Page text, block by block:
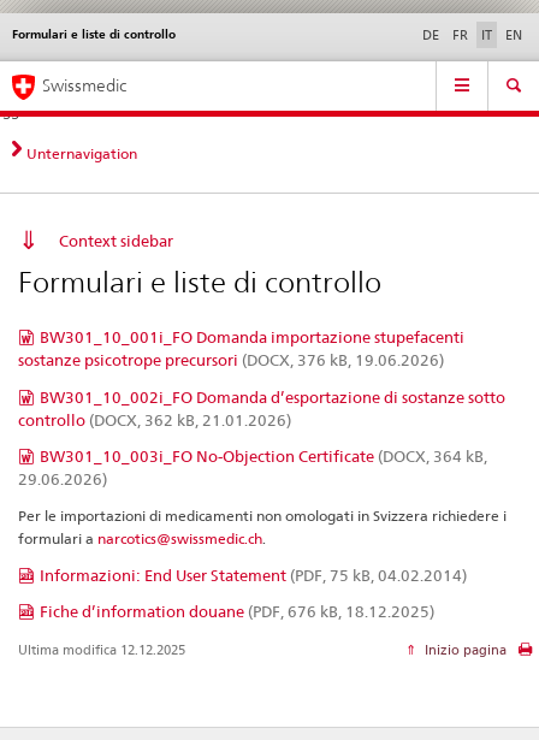
Navigazione
diretta:
novità,
aspetti
contatto
Novità &
norme
Contatto | Supporto &
aiuto
Formulari e liste di controllo DE FR IT EN
Service
Navigation
Swissmedic
Unternavigation
Context sidebar
Formulari e liste di controllo
BW301_10_001i_FO Domanda importazione stupefacenti
sostanze psicotrope precursori (DOCX, 376 kB, 19.06.2026)
BW301_10_002i_FO Domanda d’esportazione di sostanze sotto
controllo (DOCX, 362 kB, 21.01.2026)
BW301_10_003i_FO No-Objection Certificate (DOCX, 364 kB,
29.06.2026)
Per le importazioni di medicamenti non omologati in Svizzera richiedere i
formulari a narcotics@swissmedic.ch.
Informazioni: End User Statement (PDF, 75 kB, 04.02.2014)
Fiche d’information douane (PDF, 676 kB, 18.12.2025)
Ultima modifica 12.12.2025 Inizio pagina